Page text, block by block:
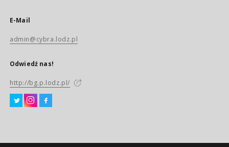
E-Mail
admin@cybra.lodz.pl
Odwiedź nas!
http://bg.p.lodz.pl/